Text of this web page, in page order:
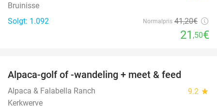
Bruinisse
Solgt: 1.092
Normalpris 41,20€
21 ,50€
Alpaca-golf of -wandeling + meet & feed
Alpaca & Falabella Ranch 9.2 star
Kerkwerve